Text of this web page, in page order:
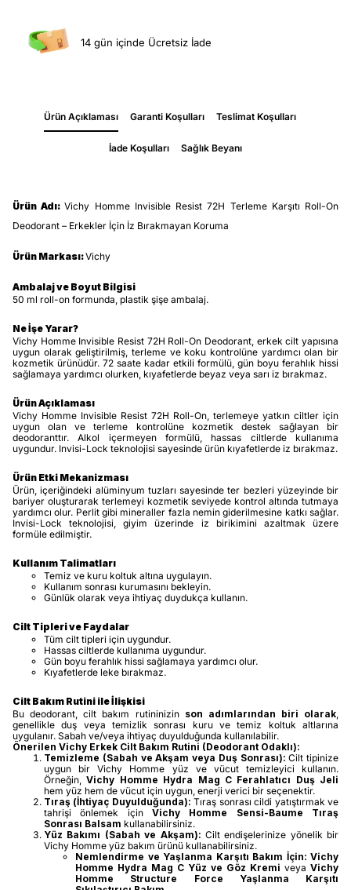
14 gün içinde Ücretsiz İade
Ürün Açıklaması Garanti Koşulları Teslimat Koşulları
İade Koşulları Sağlık Beyanı
Ürün Adı:Vichy Homme Invisible Resist 72H Terleme Karşıtı Roll-On
Deodorant – Erkekler İçin İz Bırakmayan Koruma
Ürün Markası:Vichy
Ambalaj ve Boyut Bilgisi
50 ml roll-on formunda, plastik şişe ambalaj.
Ne İşe Yarar?
Vichy Homme Invisible Resist 72H Roll-On Deodorant, erkek cilt yapısına
uygun olarak geliştirilmiş, terleme ve koku kontrolüne yardımcı olan bir
kozmetik ürünüdür. 72 saate kadar etkili formülü, gün boyu ferahlık hissi
sağlamaya yardımcı olurken, kıyafetlerde beyaz veya sarı iz bırakmaz.
Ürün Açıklaması
Vichy Homme Invisible Resist 72H Roll-On, terlemeye yatkın ciltler için
uygun olan ve terleme kontrolüne kozmetik destek sağlayan bir
deodoranttır. Alkol içermeyen formülü, hassas ciltlerde kullanıma
uygundur. Invisi-Lock teknolojisi sayesinde ürün kıyafetlerde iz bırakmaz.
Ürün Etki Mekanizması
Ürün, içeriğindeki alüminyum tuzları sayesinde ter bezleri yüzeyinde bir
bariyer oluşturarak terlemeyi kozmetik seviyede kontrol altında tutmaya
yardımcı olur. Perlit gibi mineraller fazla nemin giderilmesine katkı sağlar.
Invisi-Lock teknolojisi, giyim üzerinde iz birikimini azaltmak üzere
formüle edilmiştir.
Kullanım Talimatları
Temiz ve kuru koltuk altına uygulayın.
Kullanım sonrası kurumasını bekleyin.
Günlük olarak veya ihtiyaç duydukça kullanın.
Cilt Tipleri ve Faydalar
Tüm cilt tipleri için uygundur.
Hassas ciltlerde kullanıma uygundur.
Gün boyu ferahlık hissi sağlamaya yardımcı olur.
Kıyafetlerde leke bırakmaz.
Cilt Bakım Rutini ile İlişkisi
Bu deodorant, cilt bakım rutininizin son adımlarından biri olarak
genellikle duş veya temizlik sonrası kuru ve temiz koltuk altlarına
uygulanır. Sabah ve/veya ihtiyaç duyulduğunda kullanılabilir.
Önerilen Vichy Erkek Cilt Bakım Rutini (Deodorant Odaklı):
Temizleme (Sabah ve Akşam veya Duş Sonrası): Cilt tipinize
uygun bir Vichy Homme yüz ve vücut temizleyici kullanın.
Örneğin,Vichy Homme Hydra Mag C Ferahlatıcı Duş Jeli
hem yüz hem de vücut için uygun, enerji verici bir seçenektir.
Tıraş (İhtiyaç Duyulduğunda): Tıraş sonrası cildi yatıştırmak ve
tahrişi önlemek için Vichy Homme Sensi-Baume Tıraş
Sonrası Balsam kullanabilirsiniz.
Yüz Bakımı (Sabah ve Akşam): Cilt endişelerinize yönelik bir
Vichy Homme yüz bakım ürünü kullanabilirsiniz.
Nemlendirme ve Yaşlanma Karşıtı Bakım İçin: Vichy
Homme Hydra Mag C Yüz ve Göz Kremi veya Vichy
Homme Structure Force Yaşlanma Karşıtı